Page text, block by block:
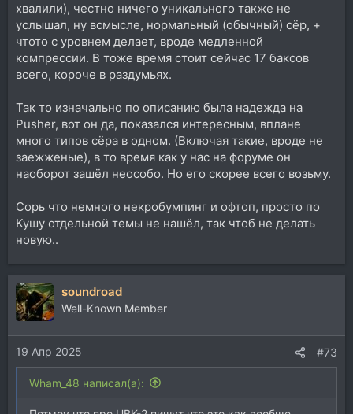
хвалили), честно ничего уникального также не
услышал, ну всмысле, нормальный (обычный) сёр, +
чтото с уровнем делает, вроде медленной
компрессии. В тоже время стоит сейчас 17 баксов
всего, короче в раздумьях.
Так то изначально по описанию была надежда на
Pusher, вот он да, показался интересным, вплане
много типов сёра в одном. (Включая такие, вроде не
заежженые), в то время как у нас на форуме он
наоборот зашёл неособо. Но его скорее всего возьму.
Сорь что немного некробумпинг и офтоп, просто по
Кушу отдельной темы не нашёл, так чтоб не делать
новую..
soundroad
Well-Known Member
19 Апр 2025 #73
Wham_48 написал(а):